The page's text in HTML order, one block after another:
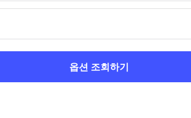
옵션 조회하기